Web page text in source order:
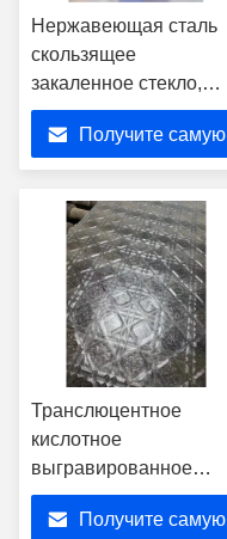
Нержавеющая сталь
скользящее
закаленное стекло,
настраиваемые
стеклянные двери
сарая
Получите самую
Транслюцентное
кислотное
выгравированное
закаленное стекло
Получите самую